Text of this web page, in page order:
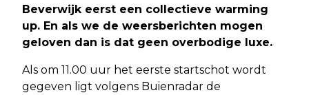
Beverwijk eerst een collectieve warming
up. En als we de weersberichten mogen
geloven dan is dat geen overbodige luxe.
Als om 11.00 uur het eerste startschot wordt
gegeven ligt volgens Buienradar de